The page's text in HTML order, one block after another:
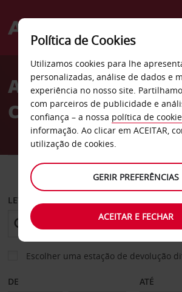
Welcome
AvisAluguer de carros
Coloma em
CARRO
LEVANTAR EM
Escolher uma estação de devolução
DE ATÉ
Política de Cookies
Utilizamos cookies para lhe
personalizadas, análise de dados e
experiência no nosso site.
com parceiros de publicidade e
confiança – a nossa política de
informação. Ao clicar em ACEITAR,
utilização de cookies.
GERIR PREFERÊNCIAS
ACEITAR E FECHAR